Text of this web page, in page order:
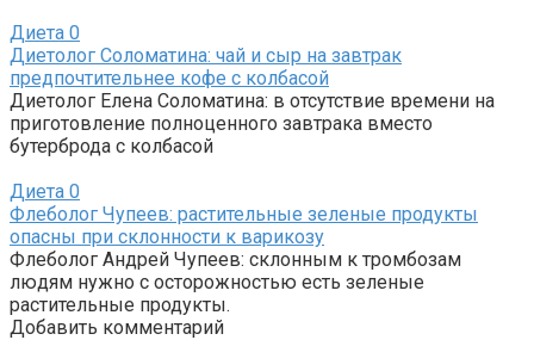
Диета 0
Диетолог Соломатина: чай и сыр на завтрак
предпочтительнее кофе с колбасой
Диетолог Елена Соломатина: в отсутствие времени на
приготовление полноценного завтрака вместо
бутерброда с колбасой
Диета 0
Флеболог Чупеев: растительные зеленые продукты
опасны при склонности к варикозу
Флеболог Андрей Чупеев: склонным к тромбозам
людям нужно с осторожностью есть зеленые
растительные продукты.
Добавить комментарий